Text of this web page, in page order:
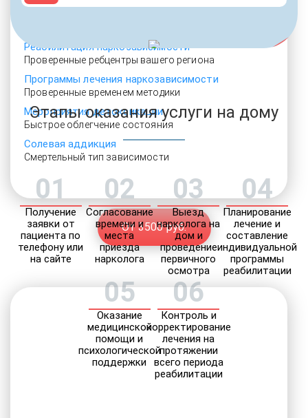
Реабилитация наркозависимости
Проверенные ребцентры вашего региона
Программы лечения наркозависимости
Проверенные временем методики
Мероприятия детоксикации
Быстрое облегчение состояния
Солевая аддикция
Смертельный тип зависимости
От 3500 руб.
Этапы оказания услуги на дому
01
Получение
заявки от
пациента по
телефону или
на сайте
02
Согласование
времени и
места
приезда
нарколога
03
Выезд
нарколога на
дом и
проведение
первичного
осмотра
04
Планирование
лечение и
составление
индивидуальной
программы
реабилитации
05
Оказание
медицинской
помощи и
психологической
поддержки
06
Контроль и
корректирование
лечения на
протяжении
всего периода
реабилитации